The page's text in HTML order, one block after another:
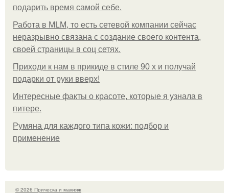
подарить время самой себе.
Работа в MLM, то есть сетевой компании сейчас
неразрывно связана с создание своего контента,
своей страницы в соц сетях.
Приходи к нам в прикиде в стиле 90 х и получай
подарки от руки вверх!
Интересные факты о красоте, которые я узнала в
питере.
Румяна для каждого типа кожи: подбор и
применение
© 2026 Прическа и макияж